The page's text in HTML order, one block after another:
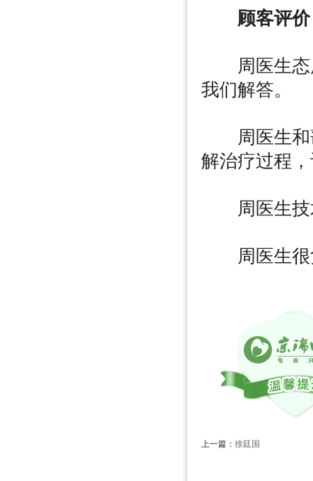
顾客评价
周医生态
我们解答。
周医生和
解治疗过程
周医生技
周医生很
上一篇： 徐廷国